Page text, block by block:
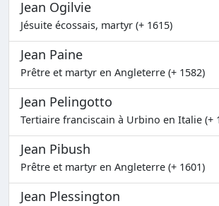
Jean Ogilvie
Jésuite écossais, martyr (+ 1615)
Jean Paine
Prêtre et martyr en Angleterre (+ 1582)
Jean Pelingotto
Tertiaire franciscain à Urbino en Italie (+
Jean Pibush
Prêtre et martyr en Angleterre (+ 1601)
Jean Plessington